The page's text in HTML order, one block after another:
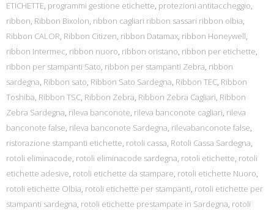
ETICHETTE, programmi gestione etichette, protezioni antitaccheggio,
ribbon, Ribbon Bixolon, ribbon cagliari ribbon sassari ribbon olbia,
Ribbon CALOR, Ribbon Citizen, ribbon Datamax, ribbon Honeywell,
ribbon Intermec, ribbon nuoro, ribbon oristano, ribbon per etichette,
ribbon per stampanti Sato, ribbon per stampanti Zebra, ribbon
sardegna, Ribbon sato, Ribbon Sato Sardegna, Ribbon TEC, Ribbon
Toshiba, Ribbon TSC, Ribbon Zebra, Ribbon Zebra Cagliari, Ribbon
Zebra Sardegna, rileva banconote, rileva banconote cagliari, rileva
banconote false, rileva banconote Sardegna, rilevabanconote false,
ristorazione stampanti etichette, rotoli cassa, Rotoli Cassa Sardegna,
rotoli eliminacode, rotoli eliminacode sardegna, rotoli etichette, rotoli
etichette adesive, rotoli etichette da stampare, rotoli etichette Nuoro,
rotoli etichette Olbia, rotoli etichette per stampanti, rotoli etichette per
stampanti sardegna, rotoli etichette prestampate in Sardegna, rotoli